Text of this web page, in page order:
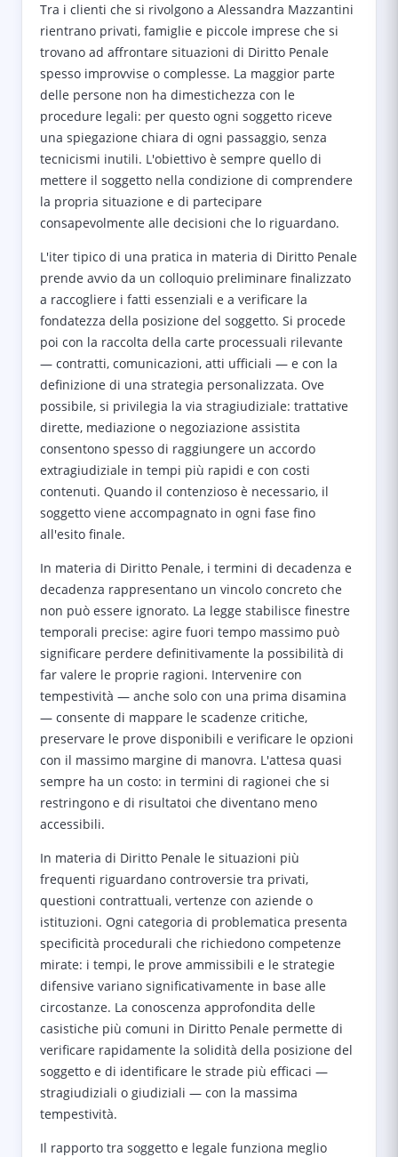
Tra i clienti che si rivolgono a Alessandra Mazzantini
rientrano privati, famiglie e piccole imprese che si
trovano ad affrontare situazioni di Diritto Penale
spesso improvvise o complesse. La maggior parte
delle persone non ha dimestichezza con le
procedure legali: per questo ogni soggetto riceve
una spiegazione chiara di ogni passaggio, senza
tecnicismi inutili. L'obiettivo è sempre quello di
mettere il soggetto nella condizione di comprendere
la propria situazione e di partecipare
consapevolmente alle decisioni che lo riguardano.
L'iter tipico di una pratica in materia di Diritto Penale
prende avvio da un colloquio preliminare finalizzato
a raccogliere i fatti essenziali e a verificare la
fondatezza della posizione del soggetto. Si procede
poi con la raccolta della carte processuali rilevante
— contratti, comunicazioni, atti ufficiali — e con la
definizione di una strategia personalizzata. Ove
possibile, si privilegia la via stragiudiziale: trattative
dirette, mediazione o negoziazione assistita
consentono spesso di raggiungere un accordo
extragiudiziale in tempi più rapidi e con costi
contenuti. Quando il contenzioso è necessario, il
soggetto viene accompagnato in ogni fase fino
all'esito finale.
In materia di Diritto Penale, i termini di decadenza e
decadenza rappresentano un vincolo concreto che
non può essere ignorato. La legge stabilisce finestre
temporali precise: agire fuori tempo massimo può
significare perdere definitivamente la possibilità di
far valere le proprie ragioni. Intervenire con
tempestività — anche solo con una prima disamina
— consente di mappare le scadenze critiche,
preservare le prove disponibili e verificare le opzioni
con il massimo margine di manovra. L'attesa quasi
sempre ha un costo: in termini di ragionei che si
restringono e di risultatoi che diventano meno
accessibili.
In materia di Diritto Penale le situazioni più
frequenti riguardano controversie tra privati,
questioni contrattuali, vertenze con aziende o
istituzioni. Ogni categoria di problematica presenta
specificità procedurali che richiedono competenze
mirate: i tempi, le prove ammissibili e le strategie
difensive variano significativamente in base alle
circostanze. La conoscenza approfondita delle
casistiche più comuni in Diritto Penale permette di
verificare rapidamente la solidità della posizione del
soggetto e di identificare le strade più efficaci —
stragiudiziali o giudiziali — con la massima
tempestività.
Il rapporto tra soggetto e legale funziona meglio